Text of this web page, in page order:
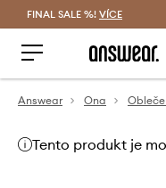
FINAL SALE %! VÍCE
Answear Ona
Tento produkt je